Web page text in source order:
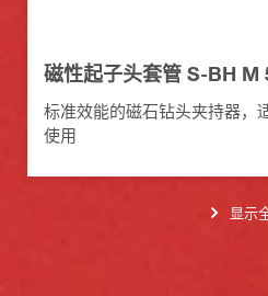
磁性起子头套管 S-BH M
标准效能的磁石钻头夹持器，
使用
显示